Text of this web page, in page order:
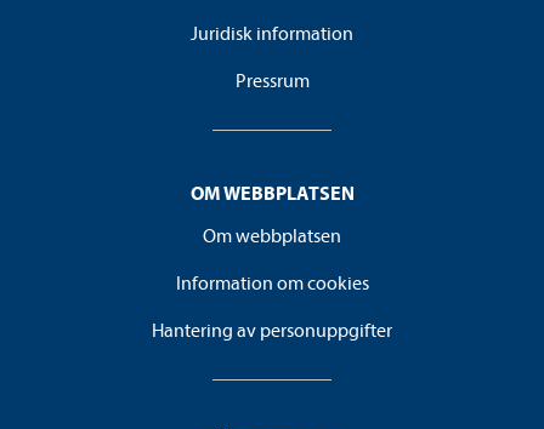
Juridisk information
Pressrum
OM WEBBPLATSEN
Om webbplatsen
Information om cookies
Hantering av personuppgifter